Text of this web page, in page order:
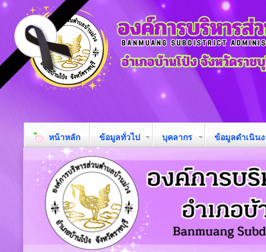
หน้าหลัก ข้อมูลทั่วไป บุคลากร ข้อมูลดำเนิน